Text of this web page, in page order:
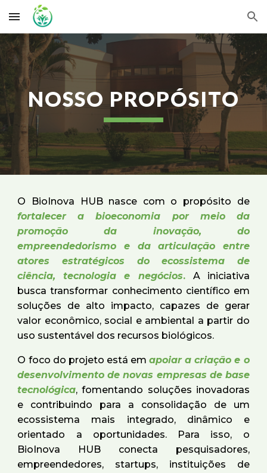
Skip to main content Skip to navigation
NOSSO PROPÓSITO
O BioInova HUB nasce com o propósito de
fortalecer a bioeconomia por meio da
promoção da inovação, do
empreendedorismo e da articulação entre
atores estratégicos do ecossistema de
ciência, tecnologia e negócios.
A iniciativa
busca transformar conhecimento científico em
soluções de alto impacto, capazes de gerar
valor econômico, social e ambiental a partir do
uso sustentável dos recursos biológicos.
O foco do projeto está emapoiar a criação e o
desenvolvimento de novas empresas de base
tecnológica, fomentando soluções inovadoras
e contribuindo para a consolidação de um
ecossistema mais integrado, dinâmico e
orientado a oportunidades. Para isso, o
BioInova HUB conecta pesquisadores,
empreendedores, startups, instituições de